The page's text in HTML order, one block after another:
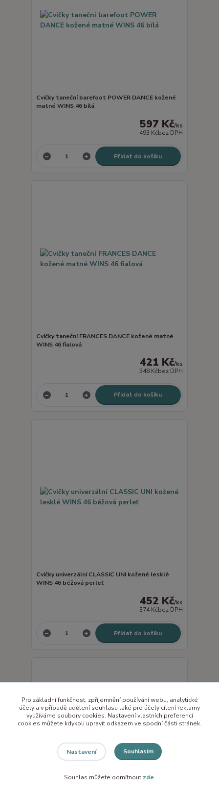
Cvičky taneční barefoot POWER DANCE kožené
matné WINS 46 bílá
597 Kč/ks
493 Kčbez DPH
Přidat do košíku
Cvičky taneční FRANCES DANCE kožené matné
WINS 46 fialová
421 Kč/ks
348 Kčbez DPH
Přidat do košíku
Cvičky univerzální CLASSIC UNI kožené lesklé
WINS 46 béžová perleť
452 Kč/ks
374 Kčbez DPH
Přidat do košíku
Pro základní funkčnost, zpříjemnění používání webu, analytické
účely a v případě udělení souhlasu také pro účely cílení reklamy
využíváme soubory cookies. Nastavení vlastních preferencí
cookies můžete kdykoli upravit odkazem ve spodní části stránek.
Nastavení Souhlasím
Souhlas můžete odmítnout zde.